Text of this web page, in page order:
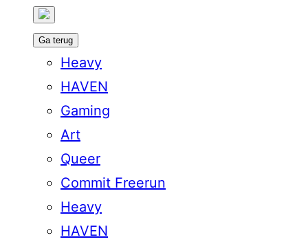
Ga terug
Heavy
HAVEN
Gaming
Art
Queer
Commit Freerun
Heavy
HAVEN